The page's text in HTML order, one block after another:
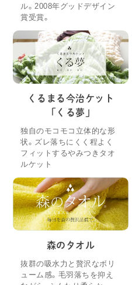
ル。2008年グッドデザイン
賞受賞。
くるまる今治ケット
「くる夢」
独自のモコモコ立体的な形
状。ズレ落ちにくく程よく
フィットするやみつきタオ
ルケット
森のタオル
抜群の吸水力と贅沢なボリ
ューム感。毛羽落ちを抑え